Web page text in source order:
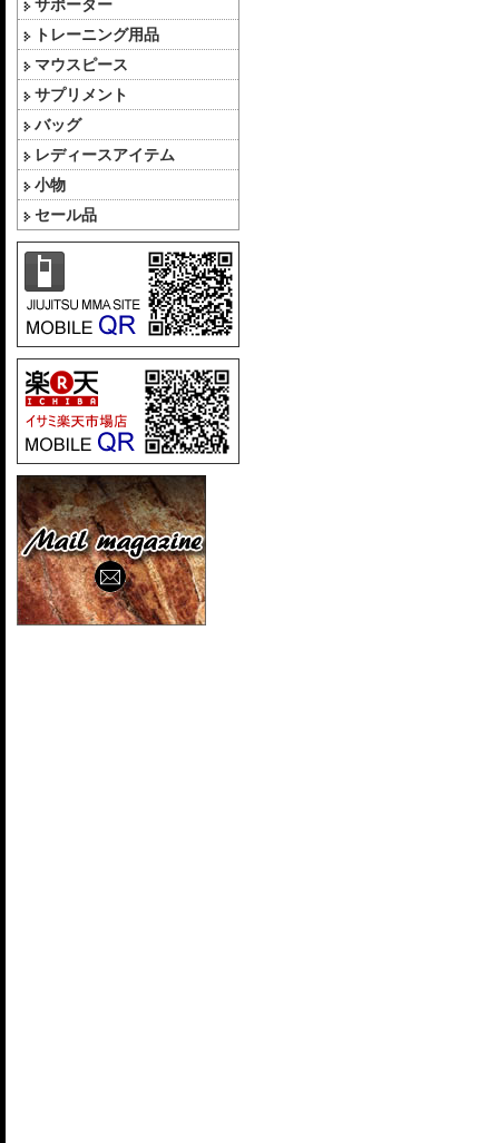
サポーター
トレーニング用品
マウスピース
サプリメント
バッグ
レディースアイテム
小物
セール品